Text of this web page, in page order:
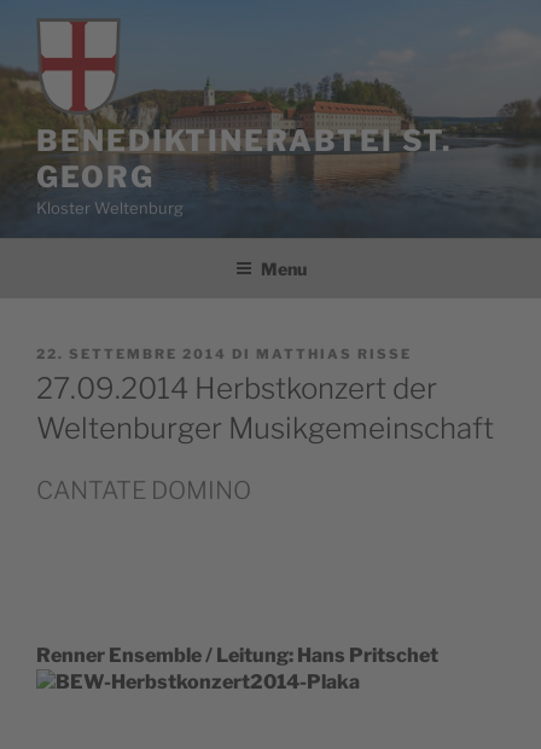
Salta
contenuto
BENEDIKTINERABTEI ST.
GEORG
Kloster Weltenburg
Menu
PUBBLICATO
IL
22. SETTEMBRE 2014 DI MATTHIAS RISSE
27.09.2014 Herbstkonzert der
Weltenburger Musikgemeinschaft
CANTATE DOMINO
Renner Ensemble / Leitung: Hans Pritschet